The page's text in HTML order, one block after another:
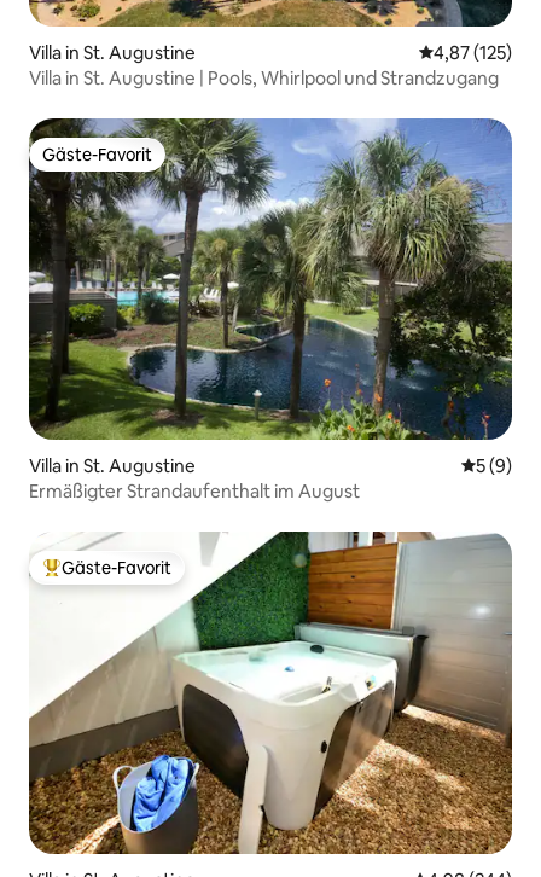
Villa in St. Augustine
4,87 (125)
Villa in St. Augustine | Pools, Whirlpool und Strandzugang
Gäste-Favorit
Gäste-Favorit
Villa in St. Augustine
5 (9)
Ermäßigter Strandaufenthalt im August
Beliebter Gäste-Favorit.
Gäste-Favorit